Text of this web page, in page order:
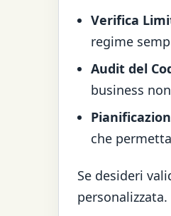
Verifica
regime
Audit del
business
che
Se desideri
personalizzata.